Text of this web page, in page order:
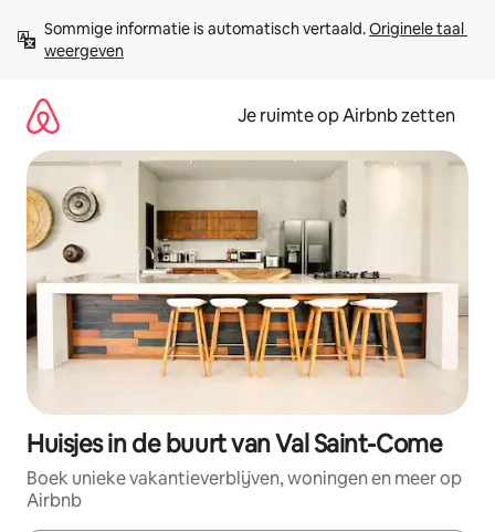
direct
naar
Sommige informatie is automatisch vertaald. Originele taal
weergeven
Je ruimte op Airbnb zetten
Huisjes in de buurt van Val Saint-Come
Boek unieke vakantieverblijven, woningen en meer op
Airbnb